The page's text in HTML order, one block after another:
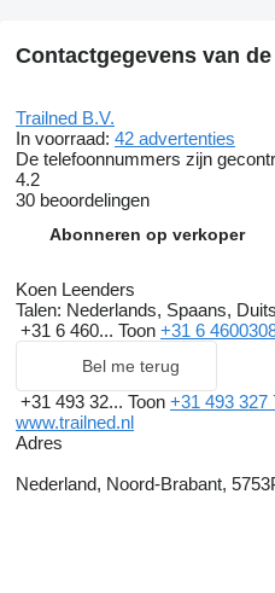
Contactgegevens van
Trailned B.V.
In voorraad: 42 advertenties
De telefoonnummers zijn
4.2
30 beoordelingen
Abonneren op verkoper
Koen Leenders
Talen: Nederlands, Spaans,
+31 6 460... Toon +31 6
Bel me terug
+31 493 32... Toon +31 493 327
www.trailned.nl
Adres
Nederland, Noord-Brabant,